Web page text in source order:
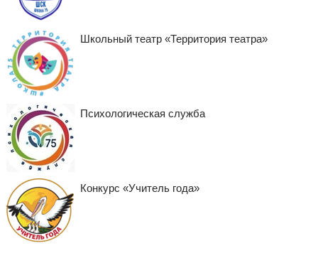
Школьный театр «Территория театра»
Психологическая служба
Конкурс «Учитель года»